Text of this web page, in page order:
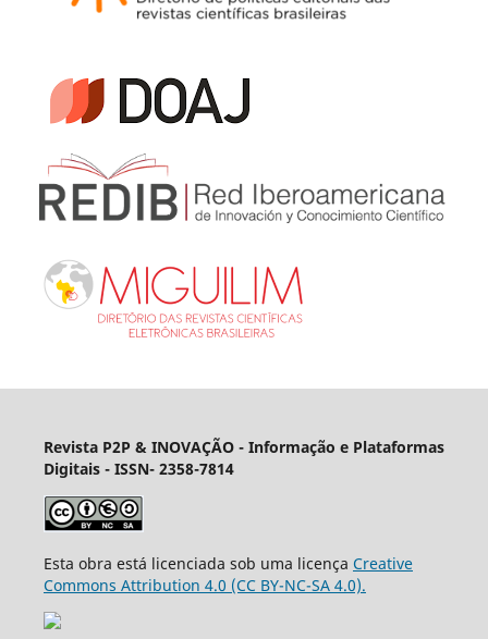
Revista P2P & INOVAÇÃO - Informação e Plataformas
Digitais - ISSN- 2358-7814
Esta obra está licenciada sob uma licença Creative
Commons Attribution 4.0 (CC BY-NC-SA 4.0).